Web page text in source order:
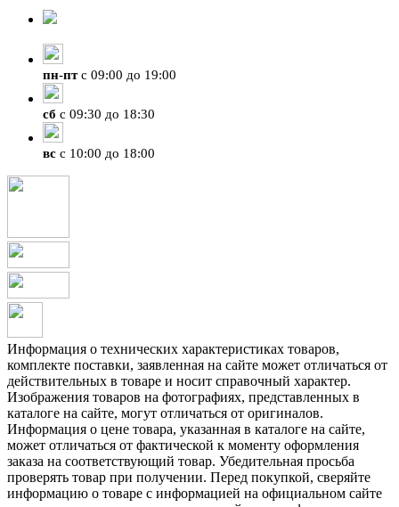
пн-птс 09:00 до 19:00
сб с 09:30 до 18:30
вс с 10:00 до 18:00
Информация о технических характеристиках товаров,
комплекте поставки, заявленная на сайте может отличаться от
действительных в товаре и носит справочный характер.
Изображения товаров на фотографиях, представленных в
каталоге на сайте, могут отличаться от оригиналов.
Информация о цене товара, указанная в каталоге на сайте,
может отличаться от фактической к моменту оформления
заказа на соответствующий товар. Убедительная просьба
проверять товар при получении. Перед покупкой, сверяйте
информацию о товаре с информацией на официальном сайте